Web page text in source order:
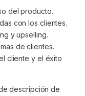
del producto.
con los clientes.
y upselling.
de clientes.
cliente y el éxito
descripción de